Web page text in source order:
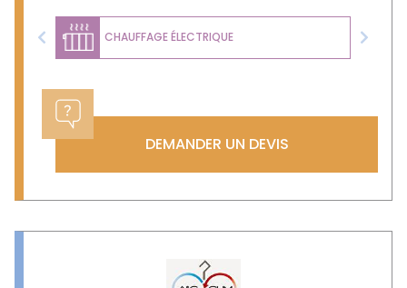
CHAUFFAGE ÉLECTRIQUE
Previous Next
DEMANDER UN DEVIS